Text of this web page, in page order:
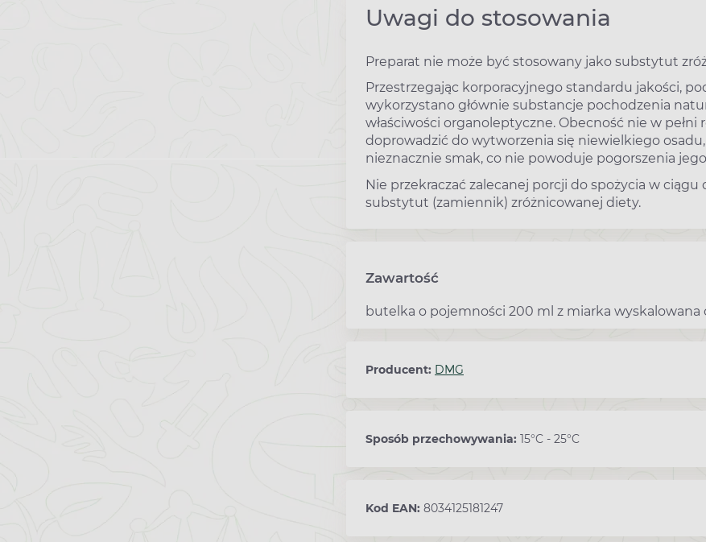
Uwagi do stosowania
Preparat nie może być stosowany jako substytut
Przestrzegając korporacyjnego standardu jakości,
wykorzystano głównie substancje pochodzenia
właściwości organoleptyczne. Obecność nie w
doprowadzić do wytworzenia się niewielkiego
nieznacznie smak, co nie powoduje pogorszenia
Nie przekraczać zalecanej porcji do spożycia w
substytut (zamiennik) zróżnicowanej diety.
Zawartość
butelka o pojemności 200 ml z miarka wyskalowana
Producent: DMG
Sposób przechowywania: 15°C - 25°C
Kod EAN: 8034125181247